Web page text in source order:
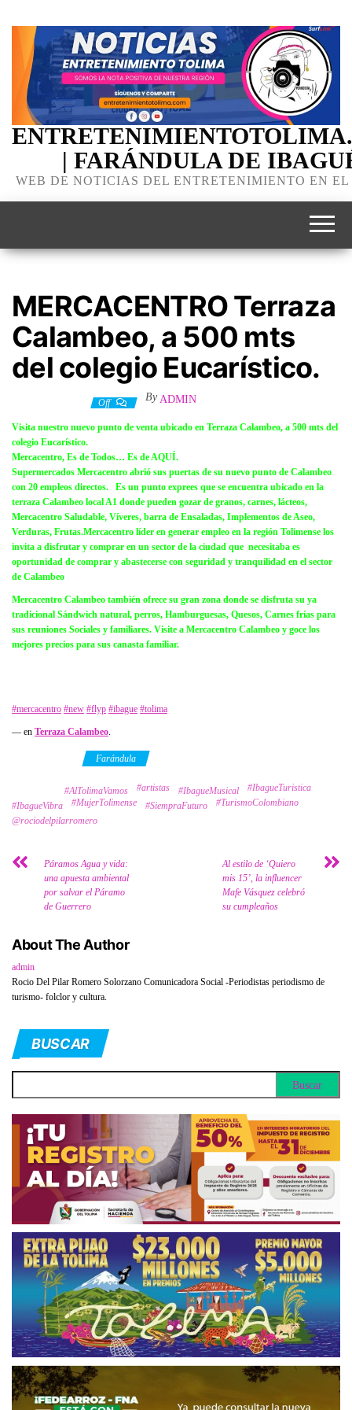
| FARÁNDULA DE
WEB DE NOTICIAS DEL ENTRETENIMIENTO EN
MERCACENTRO Terraza
Calambeo, a 500 mts
del colegio Eucarístico.
Off By ADMIN
Visita nuestro nuevo punto de venta ubicado en Terraza Calambeo, a 500 mts del
colegio Eucarístico.
Mercacentro, Es de Todos… Es de AQUÍ.
Supermercados Mercacentro abrió sus puertas de su nuevo punto de Calambeo
con 20 empleos directos. Es un punto exprees que se encuentra ubicado en la
terraza Calambeo local A1 donde pueden gozar de granos, carnes, lácteos,
Mercacentro Saludable, Víveres, barra de Ensaladas, Implementos de Aseo,
Verduras, Frutas.Mercacentro líder en generar empleo en la región Tolimense los
invita a disfrutar y comprar en un sector de la ciudad que necesitaba es
oportunidad de comprar y abastecerse con seguridad y tranquilidad en el sector
de Calambeo
Mercacentro Calambeo también ofrece su gran zona donde se disfruta su ya
tradicional Sándwich natural, perros, Hamburguesas, Quesos, Carnes frías para
sus reuniones Sociales y familiares. Visite a Mercacentro Calambeo y goce los
mejores precios para sus canasta familiar.
#mercacentro #new #flyp #ibague #tolima
— en Terraza Calambeo.
Farándula
#AlTolimaVamos #artistas #IbagueMusical
#IbagueTuristica
#IbagueVibra
#MujerTolimense #SiempraFuturo
#TurismoColombiano
@rociodelpilarromero
Páramos Agua y vida:
una apuesta ambiental
por salvar el Páramo
de Guerrero
Al estilo de ‘Quiero
mis 15’, la influencer
Mafe Vásquez celebró
su cumpleaños
About The Author
admin
Rocio Del Pilar Romero Solorzano Comunicadora Social -Periodistas periodismo de
turismo- folclor y cultura.
BUSCAR